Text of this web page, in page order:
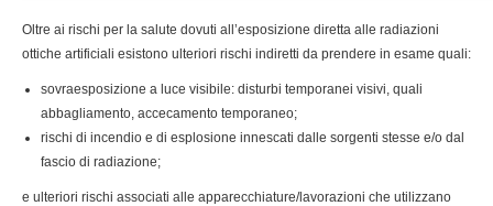
Oltre ai rischi per la salute dovuti all’esposizione diretta alle radiazioni
ottiche artificiali esistono ulteriori rischi indiretti da prendere in esame quali:
sovraesposizione a luce visibile: disturbi temporanei visivi, quali
abbagliamento, accecamento temporaneo;
rischi di incendio e di esplosione innescati dalle sorgenti stesse e/o dal
fascio di radiazione;
e ulteriori rischi associati alle apparecchiature/lavorazioni che utilizzano